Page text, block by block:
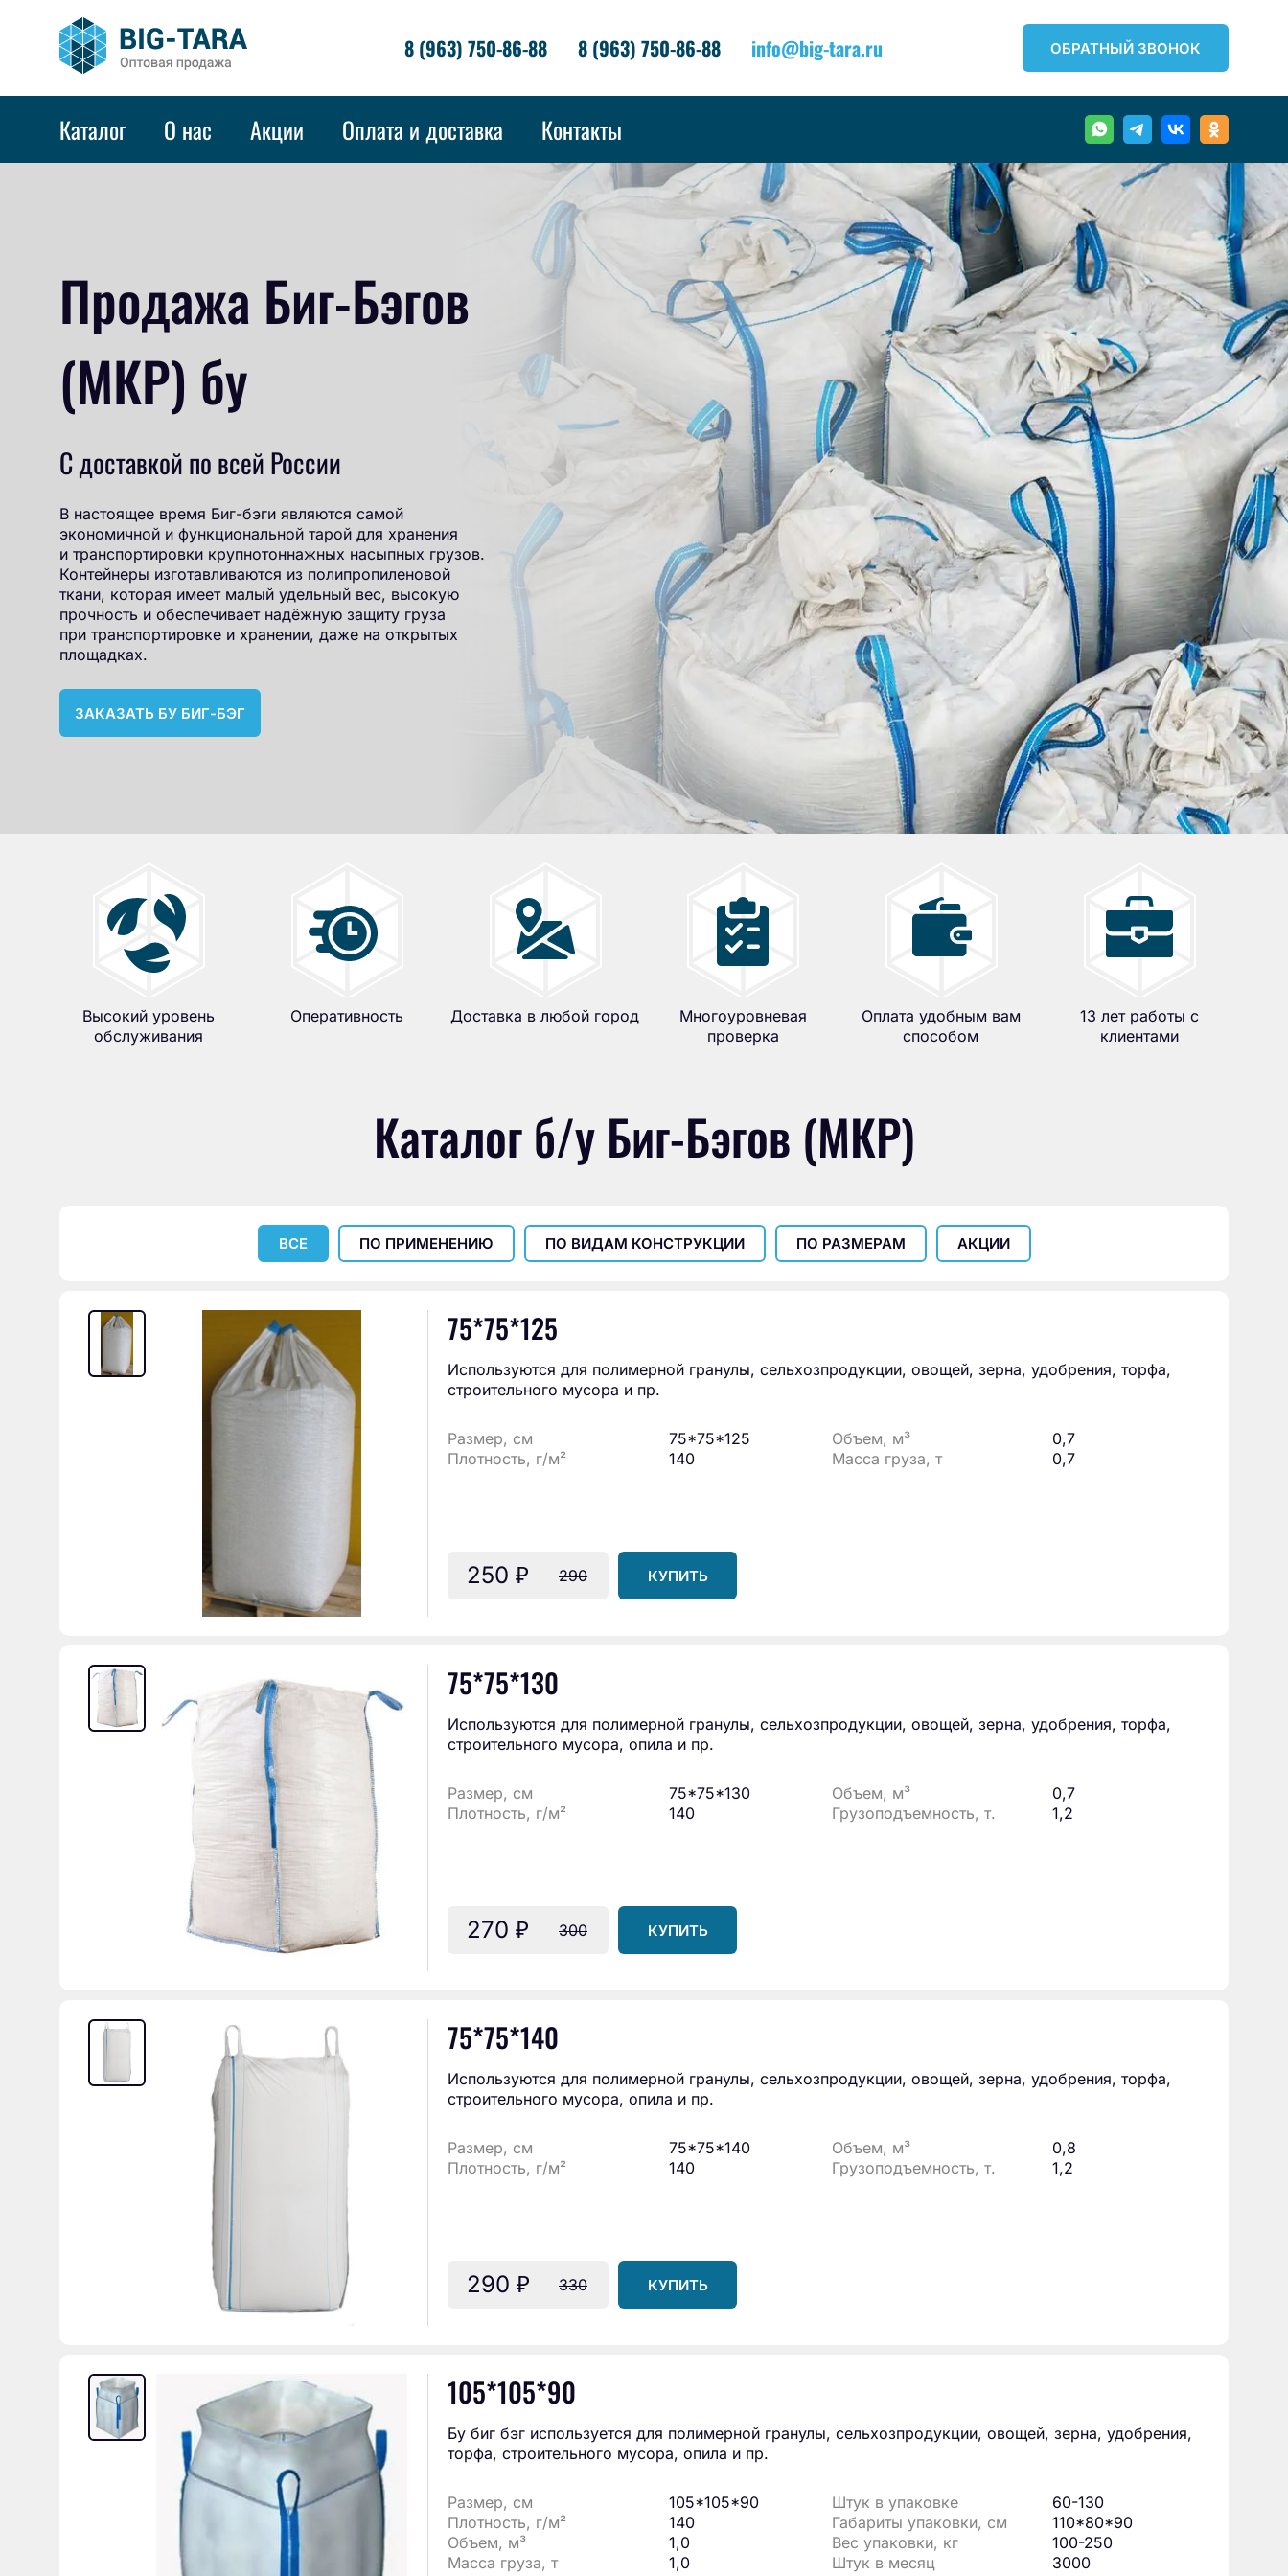
8 (963) 750-86-88 8 (963) 750-86-88 info@big-tara.ru ОБРАТНЫЙ ЗВОНОК
Каталог О нас Акции Оплата и доставка Контакты
Продажа Биг-Бэгов
(МКР) бу
С доставкой по всей России
В настоящее время Биг-бэги являются самой
экономичной и функциональной тарой для хранения
и транспортировки крупнотоннажных насыпных грузов.
Контейнеры изготавливаются из полипропиленовой
ткани, которая имеет малый удельный вес, высокую
прочность и обеспечивает надёжную защиту груза
при транспортировке и хранении, даже на открытых
площадках.
ЗАКАЗАТЬ БУ БИГ-БЭГ
Высокий уровень
обслуживания
Оперативность Доставка в любой город
Многоуровневая
проверка
Оплата удобным вам
способом
13 лет работы с
клиентами
Каталог б/у Биг-Бэгов (МКР)
ВСЕ ПО ПРИМЕНЕНИЮ ПО ВИДАМ КОНСТРУКЦИИ ПО РАЗМЕРАМ АКЦИИ
75*75*125
Используются для полимерной гранулы, сельхозпродукции, овощей, зерна, удобрения, торфа,
строительного мусора и пр.
Размер, см
75*75*125
Плотность, г/м²
140
Объем, м³
0,7
Масса груза, т
0,7
250 ₽ 290 КУПИТЬ
75*75*130
Используются для полимерной гранулы, сельхозпродукции, овощей, зерна, удобрения, торфа,
строительного мусора, опила и пр.
Размер, см
75*75*130
Плотность, г/м²
140
Объем, м³
0,7
Грузоподъемность, т.
1,2
270 ₽ 300 КУПИТЬ
75*75*140
Используются для полимерной гранулы, сельхозпродукции, овощей, зерна, удобрения, торфа,
строительного мусора, опила и пр.
Размер, см
75*75*140
Плотность, г/м²
140
Объем, м³
0,8
Грузоподъемность, т.
1,2
290 ₽ 330 КУПИТЬ
105*105*90
Бу биг бэг используется для полимерной гранулы, сельхозпродукции, овощей, зерна, удобрения,
торфа, строительного мусора, опила и пр.
Размер, см
105*105*90
Плотность, г/м²
140
Объем, м³
1,0
Масса груза, т
1,0
Штук в упаковке
60-130
Габариты упаковки, см
110*80*90
Вес упаковки, кг
100-250
Штук в месяц
3000